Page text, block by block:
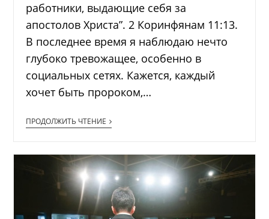
работники, выдающие себя за
апостолов Христа”. 2 Коринфянам 11:13.
В последнее время я наблюдаю нечто
глубоко тревожащее, особенно в
социальных сетях. Кажется, каждый
хочет быть пророком,…
ПРОДОЛЖИТЬ ЧТЕНИЕ